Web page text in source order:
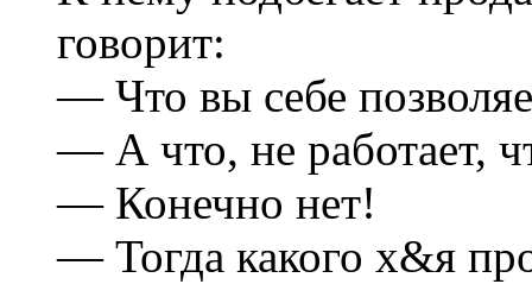
говорит:
— Что вы себе
— А что, не работает,
— Конечно нет!
— Тогда какого х&я